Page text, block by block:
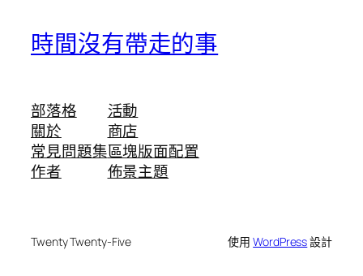
時間沒有帶走的事
部落格
關於
常見問題集
作者
活動
商店
區塊版面配置
佈景主題
Twenty Twenty-Five 使用WordPress設計